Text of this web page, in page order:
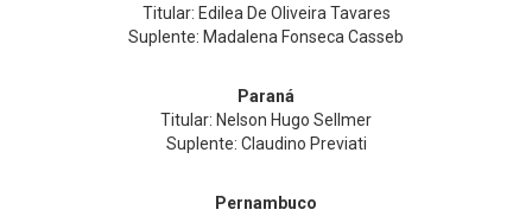
Titular: Edilea De Oliveira Tavares
Suplente: Madalena Fonseca Casseb
Paraná
Titular: Nelson Hugo Sellmer
Suplente: Claudino Previati
Pernambuco